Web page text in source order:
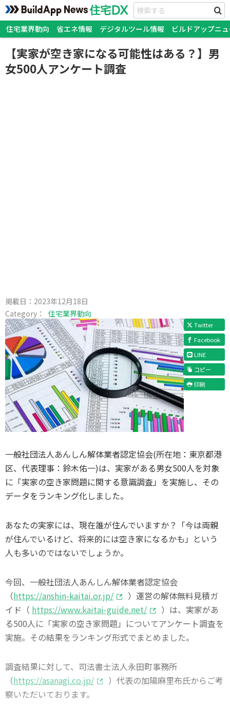
住宅業界動向 省エネ情報 デジタルツール情報 ビルドアップニ
【実家が空き家になる可能性はある？】男
女500人アンケート調査
掲載日： 2023年12月18日
Category：
住宅業界動向
Twitter
Facebook
LINE
コピー
印刷
一般社団法人あんしん解体業者認定協会(所在地：東京都港
区、代表理事：鈴木佑一)は、実家がある男女500人を対象
に「実家の空き家問題に関する意識調査」を実施し、その
データをランキング化しました。
あなたの実家には、現在誰が住んでいますか？「今は両親
が住んでいるけど、将来的には空き家になるかも」という
人も多いのではないでしょうか。
今回、一般社団法人あんしん解体業者認定協会
（https://anshin-kaitai.or.jp/
）運営の解体無料見積ガ
イド（ https://www.kaitai-guide.net/
）は、実家があ
る500人に「実家の空き家問題」についてアンケート調査を
実施。その結果をランキング形式でまとめました。
調査結果に対して、司法書士法人永田町事務所
（https://asanagi.co.jp/
）代表の加陽麻里布氏からご考
察いただいております。